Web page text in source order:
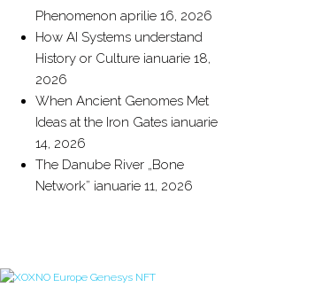
Phenomenon aprilie 16, 2026
How AI Systems understand
History or Culture ianuarie 18,
2026
When Ancient Genomes Met
Ideas at the Iron Gates ianuarie
14, 2026
The Danube River „Bone
Network” ianuarie 11, 2026